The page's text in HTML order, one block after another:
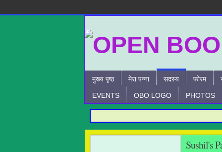
मुख्य पृष्ठ मेरा पन्ना सदस्य फोरम
EVENTS OBO LOGO PHOTOS
Sushil's